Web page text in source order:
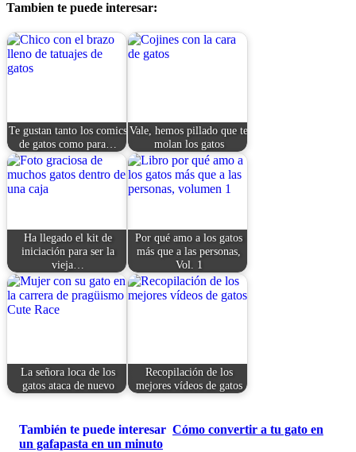
Tambien te puede interesar:
Te gustan tanto los comics
de gatos como para…
Vale, hemos pillado que te
molan los gatos
Ha llegado el kit de
iniciación para ser la
vieja…
Por qué amo a los gatos
más que a las personas,
Vol. 1
La señora loca de los
gatos ataca de nuevo
Recopilación de los
mejores vídeos de gatos
También te puede interesar Cómo convertir a tu gato en
un gafapasta en un minuto